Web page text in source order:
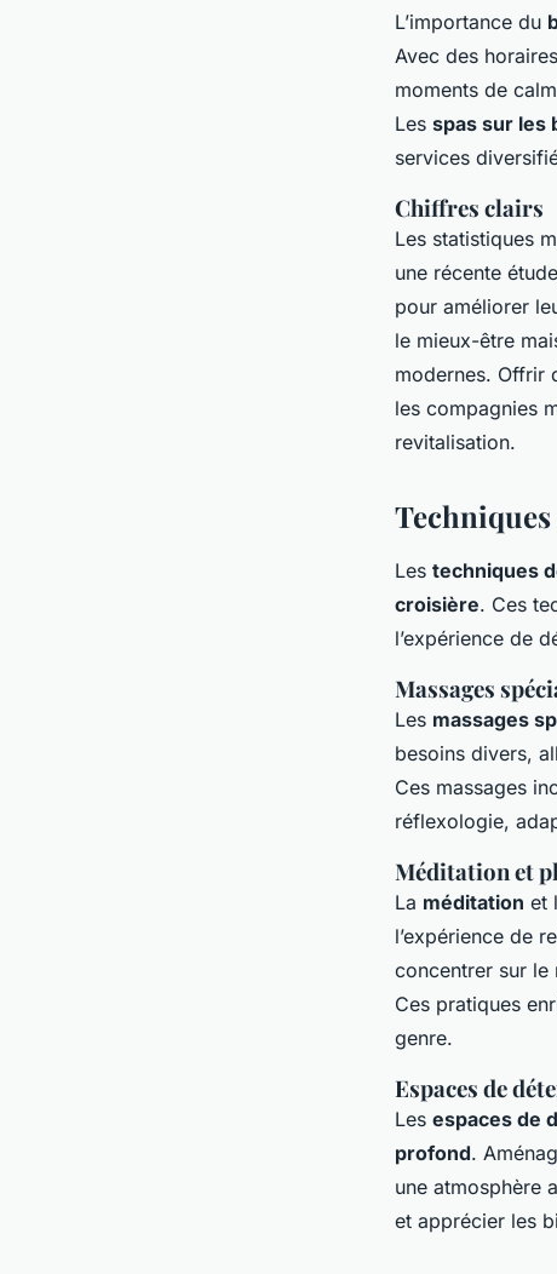
L’importance du
Avec des
moments de
Les spas sur les
services
Chiffres clairs
Les statistiques
une récente
pour améliorer
le mieux-être
modernes. Offrir
les compagnies
revitalisation.
Les techniques
croisière. Ces
l’expérience de
Massages
Les massages
besoins divers,
Ces massages
réflexologie,
Méditation et
La méditation et
l’expérience de
concentrer sur le
Ces pratiques
genre.
Espaces de
Les espaces de
profond.
une atmosphère
et apprécier les